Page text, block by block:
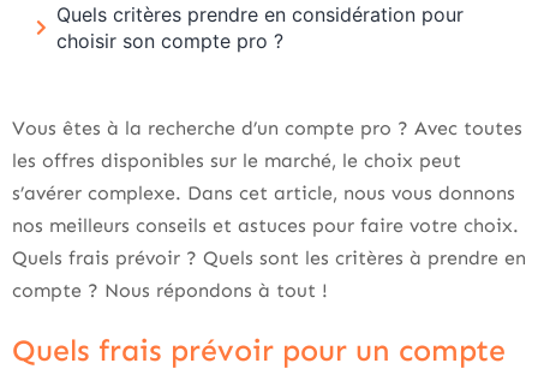
Quels critères prendre en considération pour
choisir son compte pro ?
Vous êtes à la recherche d’un compte pro ? Avec toutes
les offres disponibles sur le marché, le choix peut
s’avérer complexe. Dans cet article, nous vous donnons
nos meilleurs conseils et astuces pour faire votre choix.
Quels frais prévoir ? Quels sont les critères à prendre en
compte ? Nous répondons à tout !
Quels frais prévoir pour un compte